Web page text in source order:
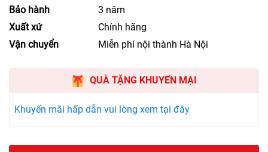
Bảo hành
3 năm
Xuất xứ
Chính hãng
Vận chuyển
Miễn phí nội thành Hà Nội
QUÀ TẶNG KHUYẾN MẠI
Khuyến mãi hấp dẫn vui lòng xem tại đây